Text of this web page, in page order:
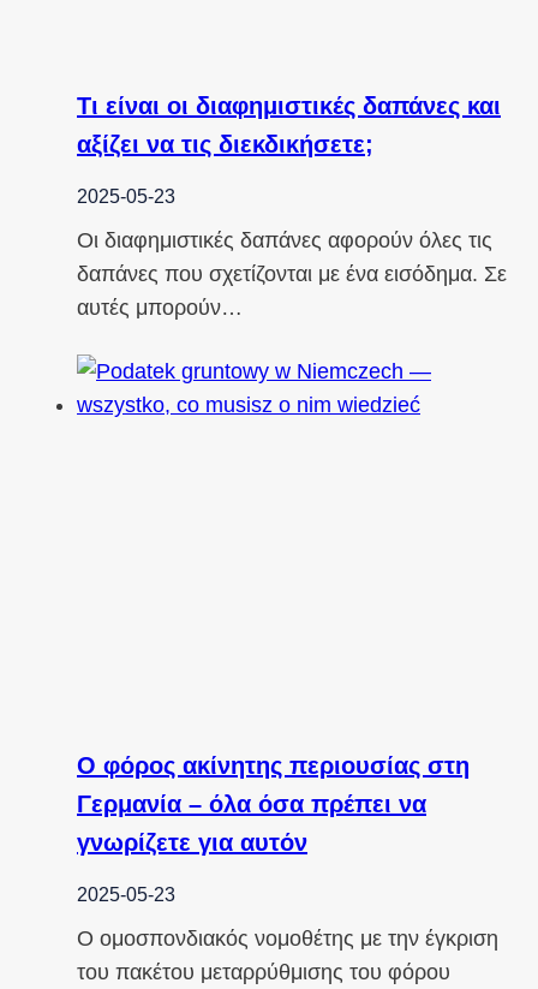
Τι είναι οι διαφημιστικές δαπάνες και
αξίζει να τις διεκδικήσετε;
2025-05-23
Οι διαφημιστικές δαπάνες αφορούν όλες τις
δαπάνες που σχετίζονται με ένα εισόδημα. Σε
αυτές μπορούν…
Ο φόρος ακίνητης περιουσίας στη
Γερμανία – όλα όσα πρέπει να
γνωρίζετε για αυτόν
2025-05-23
Ο ομοσπονδιακός νομοθέτης με την έγκριση
του πακέτου μεταρρύθμισης του φόρου